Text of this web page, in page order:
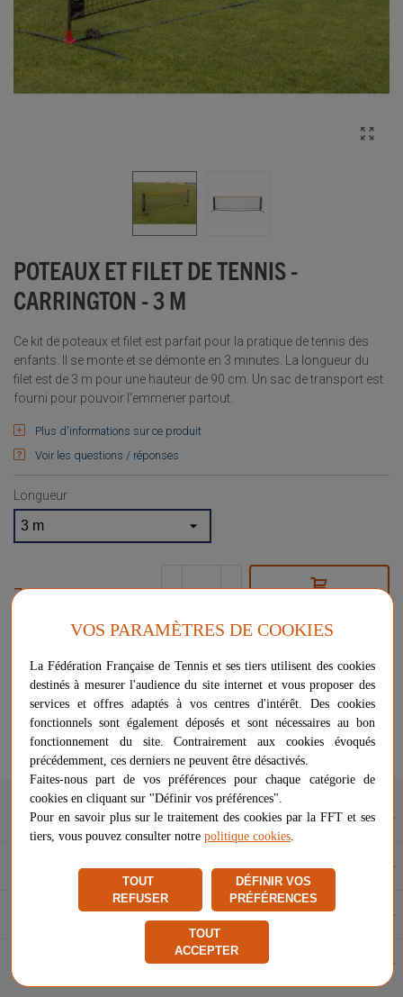
POTEAUX ET FILET DE TENNIS -
CARRINGTON - 3 M
Ce kit de poteaux et filet est parfait pour la pratique de tennis des
enfants. Il se monte et se démonte en 3 minutes. La longueur du
filet est de 3 m pour une hauteur de 90 cm. Un sac de transport est
fourni pour pouvoir l'emmener partout.
Plus d'informations sur ce produit
Voir les questions / réponses
Longueur
74,99 € - +
entre le 10/08 et le 12/08
Vendu et expédié par Netsportique
★ ★
★ ★
Signaler un problème d'ordre juridique
Description
Caractéristiques
Questions et réponses
VOS PARAMÈTRES DE COOKIES
La Fédération Française de Tennis et ses tiers utilisent des cookies
destinés à mesurer l'audience du site internet et vous proposer des
services et offres adaptés à vos centres d'intérêt. Des cookies
fonctionnels sont également déposés et sont nécessaires au bon
fonctionnement du site. Contrairement aux cookies évoqués
précédemment, ces derniers ne peuvent être désactivés.
Faites-nous part de vos préférences pour chaque catégorie de
cookies en cliquant sur "Définir vos préférences".
Pour en savoir plus sur le traitement des cookies par la FFT et ses
tiers, vous pouvez consulter notre politique cookies.
TOUT
REFUSER
DÉFINIR VOS
PRÉFÉRENCES
TOUT
ACCEPTER